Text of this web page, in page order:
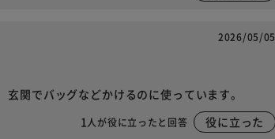
2026/05/05
関でバッグなどかけるのに使っています。
1人が役に立ったと回答 役に立った